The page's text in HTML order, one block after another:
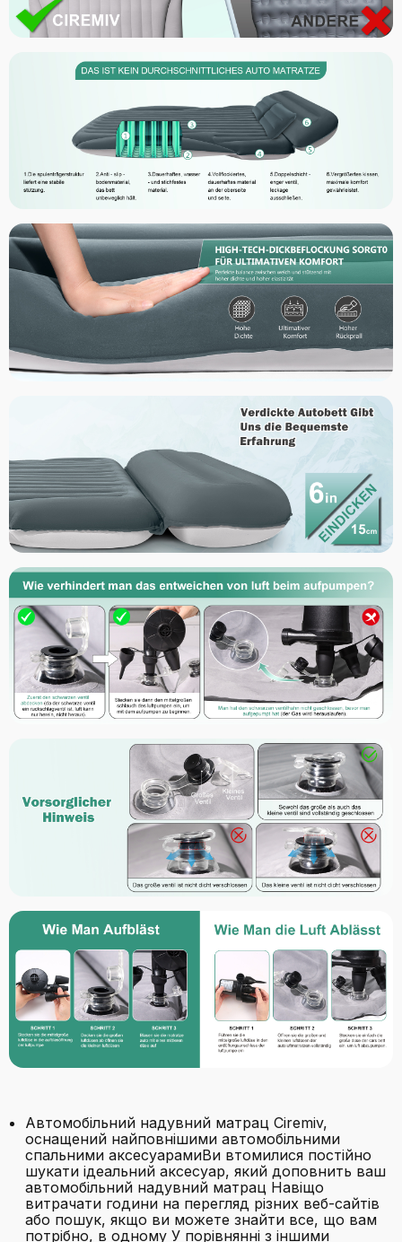
Автомобільний надувний матрац Ciremiv,
оснащений найповнішими автомобільними
спальними аксесуарамиВи втомилися постійно
шукати ідеальний аксесуар, який доповнить ваш
автомобільний надувний матрац Навіщо
витрачати години на перегляд різних веб-сайтів
або пошук, якщо ви можете знайти все, що вам
потрібно, в одному У порівнянні з іншими